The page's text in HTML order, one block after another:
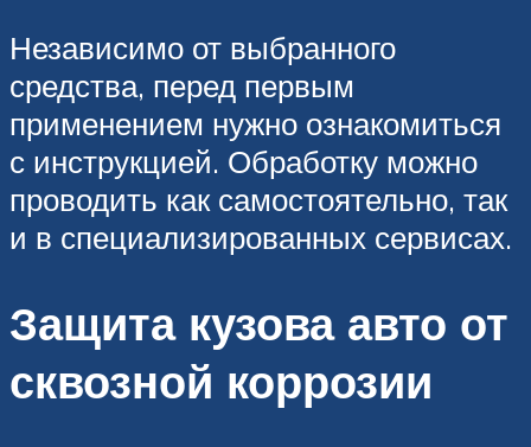
Независимо от выбранного
средства, перед первым
применением нужно ознакомиться
с инструкцией. Обработку можно
проводить как самостоятельно, так
и в специализированных сервисах.
Защита кузова авто от
сквозной коррозии